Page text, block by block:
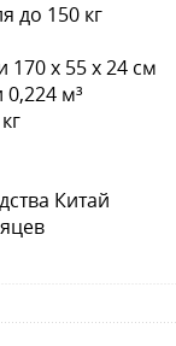
до 150 кг
170 х 55 х 24 см
м³
Китай